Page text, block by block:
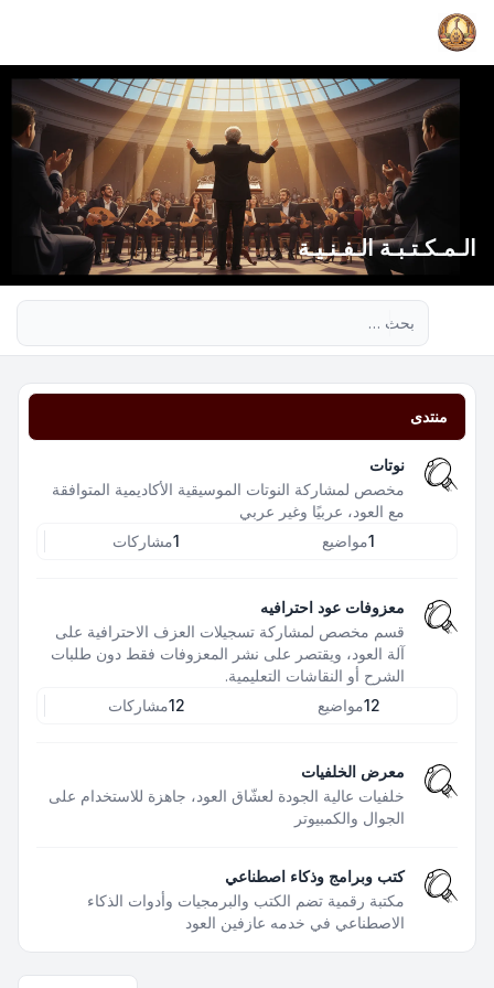
الـمـكـتـبـة الـفـنـيـة
منتدى
نوتات
مخصص لمشاركة النوتات الموسيقية الأكاديمية المتوافقة
مع العود، عربيًا وغير عربي
1مواضيع 1مشاركات
معزوفات عود احترافيه
قسم مخصص لمشاركة تسجيلات العزف الاحترافية على
آلة العود، ويقتصر على نشر المعزوفات فقط دون طلبات
الشرح أو النقاشات التعليمية.
12مواضيع 12مشاركات
معرض الخلفيات
خلفيات عالية الجودة لعشّاق العود، جاهزة للاستخدام على
الجوال والكمبيوتر
كتب وبرامج وذكاء اصطناعي
مكتبة رقمية تضم الكتب والبرمجيات وأدوات الذكاء
الاصطناعي في خدمه عازفين العود